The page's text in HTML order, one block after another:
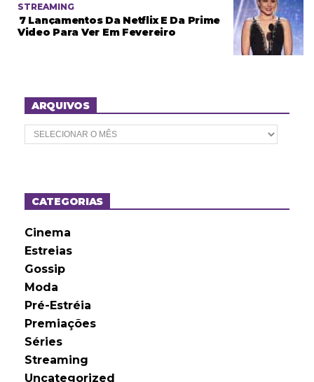
STREAMING
7 Lançamentos Da Netflix E Da Prime
Video Para Ver Em Fevereiro
ARQUIVOS
A
r
o
sCATEGORIAS
Cinema
Estreias
Gossip
Moda
Pré-Estréia
Premiações
Séries
Streaming
Uncategorized